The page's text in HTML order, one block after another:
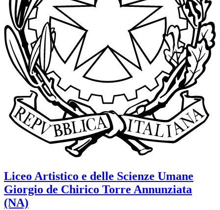
Liceo Artistico e delle Scienze Umane
Giorgio de Chirico Torre Annunziata
(NA)